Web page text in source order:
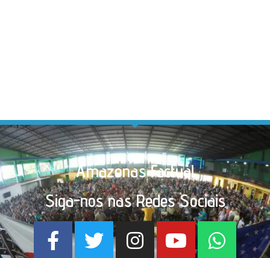
Amazonas Factual
Siga-nos nas Redes Sociais